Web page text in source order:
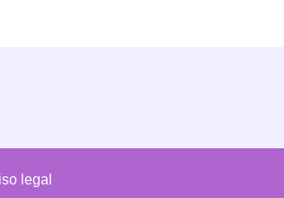
legal